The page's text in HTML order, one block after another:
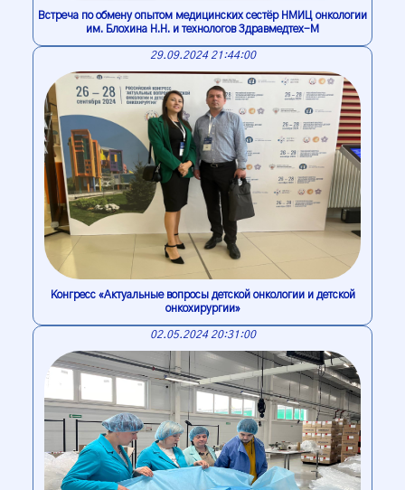
Встреча по обмену опытом медицинских сестёр НМИЦ онкологии
им. Блохина Н.Н. и технологов Здравмедтех-М
29.09.2024 21:44:00
Конгресс «Актуальные вопросы детской онкологии и детской
онкохирургии»
02.05.2024 20:31:00